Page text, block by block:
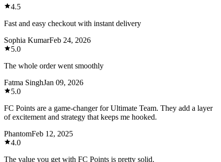
4.5
Fast and easy checkout with instant delivery
Sophia KumarFeb 24, 2026
5.0
The whole order went smoothly
Fatma SinghJan 09, 2026
5.0
FC Points are a game-changer for Ultimate Team. They add a layer
of excitement and strategy that keeps me hooked.
PhantomFeb 12, 2025
4.0
The value you get with FC Points is pretty solid.